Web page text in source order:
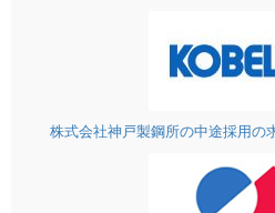
株式会社神戸製鋼所の中途採用の